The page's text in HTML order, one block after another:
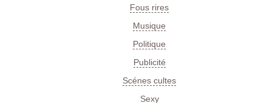
Fous rires
Musique
Politique
Publicité
Scénes cultes
Sexy